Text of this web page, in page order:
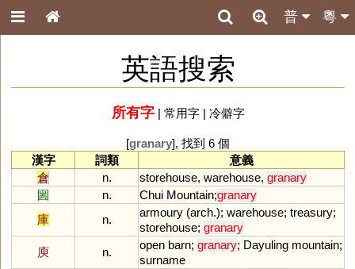
粵
普
英語搜索
所有字| 常用字| 冷僻字
[granary], 找到 6 個
漢字
詞類
意義
倉
n. storehouse, warehouse, granary
圌
n. Chui Mountain;granary
庫
n.
armoury (arch.); warehouse; treasury;
storehouse; granary
庾
n.
open barn; granary; Dayuling mountain;
surname